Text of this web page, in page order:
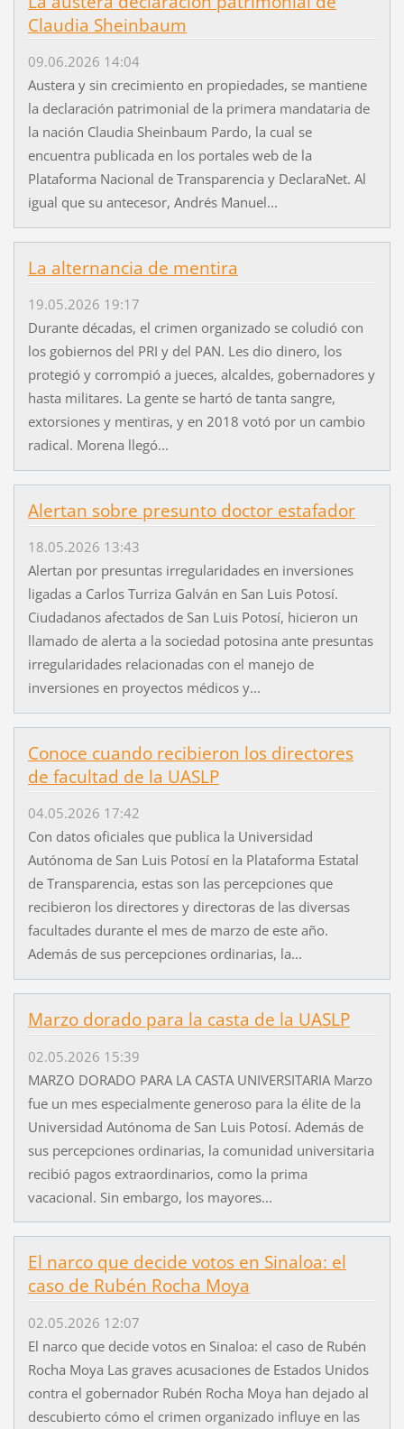
Claudia Sheinbaum
09.06.2026 14:04
Austera y sin crecimiento en propiedades, se mantiene
la declaración patrimonial de la primera mandataria de
la nación Claudia Sheinbaum Pardo, la cual se
encuentra publicada en los portales web de la
Plataforma Nacional de Transparencia y DeclaraNet. Al
igual que su antecesor, Andrés Manuel...
La alternancia de mentira
19.05.2026 19:17
Durante décadas, el crimen organizado se coludió con
los gobiernos del PRI y del PAN. Les dio dinero, los
protegió y corrompió a jueces, alcaldes, gobernadores y
hasta militares. La gente se hartó de tanta sangre,
extorsiones y mentiras, y en 2018 votó por un cambio
radical. Morena llegó...
Alertan sobre presunto doctor estafador
18.05.2026 13:43
Alertan por presuntas irregularidades en inversiones
ligadas a Carlos Turriza Galván en San Luis Potosí.
Ciudadanos afectados de San Luis Potosí, hicieron un
llamado de alerta a la sociedad potosina ante presuntas
irregularidades relacionadas con el manejo de
inversiones en proyectos médicos y...
Conoce cuando recibieron los directores
de facultad de la UASLP
04.05.2026 17:42
Con datos oficiales que publica la Universidad
Autónoma de San Luis Potosí en la Plataforma Estatal
de Transparencia, estas son las percepciones que
recibieron los directores y directoras de las diversas
facultades durante el mes de marzo de este año.
Además de sus percepciones ordinarias, la...
Marzo dorado para la casta de la UASLP
02.05.2026 15:39
MARZO DORADO PARA LA CASTA UNIVERSITARIA Marzo
fue un mes especialmente generoso para la élite de la
Universidad Autónoma de San Luis Potosí. Además de
sus percepciones ordinarias, la comunidad universitaria
recibió pagos extraordinarios, como la prima
vacacional. Sin embargo, los mayores...
El narco que decide votos en Sinaloa: el
caso de Rubén Rocha Moya
02.05.2026 12:07
El narco que decide votos en Sinaloa: el caso de Rubén
Rocha Moya Las graves acusaciones de Estados Unidos
contra el gobernador Rubén Rocha Moya han dejado al
descubierto cómo el crimen organizado influye en las